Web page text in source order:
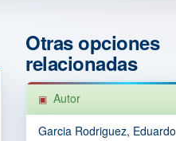
Otras opciones
relacionadas
Autor
Garcia Rodriguez, Eduardo